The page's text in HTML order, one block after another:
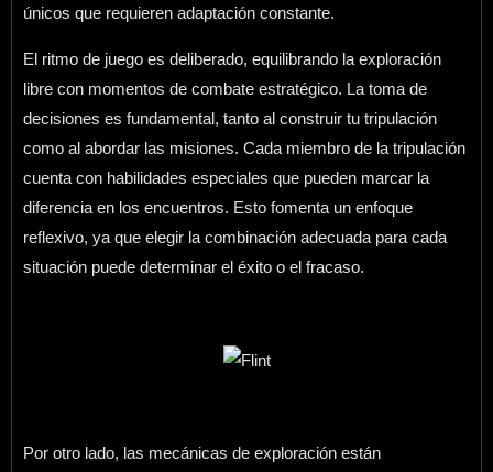
únicos que requieren adaptación constante.
El ritmo de juego es deliberado, equilibrando la exploración
libre con momentos de combate estratégico. La toma de
decisiones es fundamental, tanto al construir tu tripulación
como al abordar las misiones. Cada miembro de la tripulación
cuenta con habilidades especiales que pueden marcar la
diferencia en los encuentros. Esto fomenta un enfoque
reflexivo, ya que elegir la combinación adecuada para cada
situación puede determinar el éxito o el fracaso.
Por otro lado, las mecánicas de exploración están